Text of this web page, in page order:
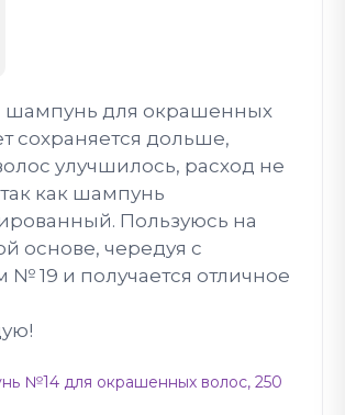
шампунь для окрашенных
сохраняется дольше,
улучшилось, расход не
как шампунь
Пользуюсь на
основе, чередуя с
19 и получается отличное
№14 для окрашенных волос, 250